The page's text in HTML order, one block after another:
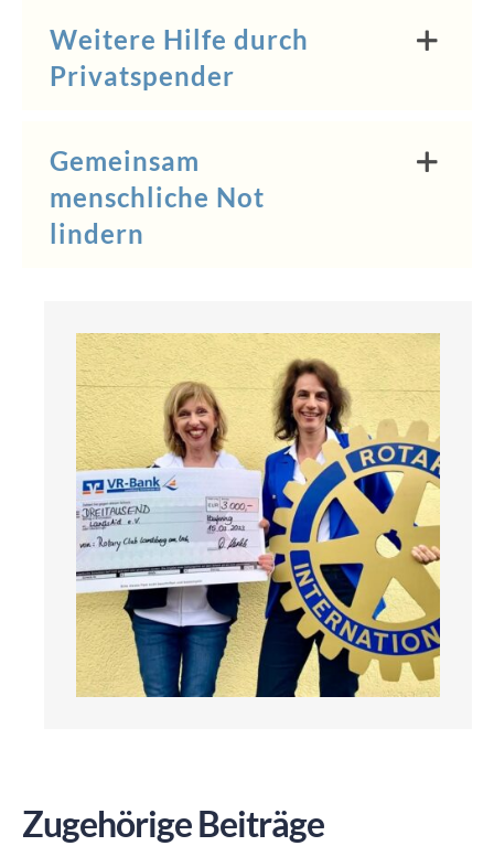
Weitere Hilfe durch
Privatspender
Gemeinsam
menschliche Not
lindern
Zugehörige Beiträge